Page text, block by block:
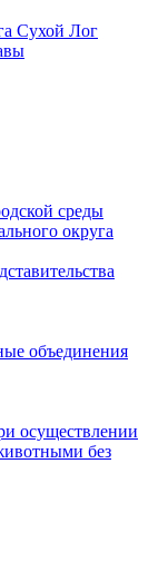
Сухой Лог
среды
округа
объединения
осуществлении
без